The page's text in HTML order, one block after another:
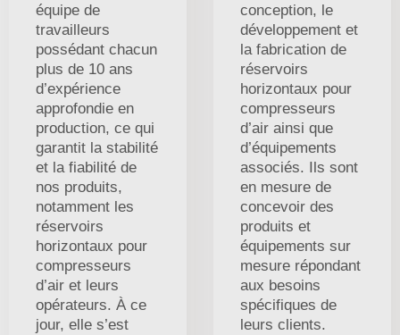
équipe de
travailleurs
possédant chacun
plus de 10 ans
d’expérience
approfondie en
production, ce qui
garantit la stabilité
et la fiabilité de
nos produits,
notamment les
réservoirs
horizontaux pour
compresseurs
d’air et leurs
opérateurs. À ce
jour, elle s’est
conception, le
développement et
la fabrication de
réservoirs
horizontaux pour
compresseurs
d’air ainsi que
d’équipements
associés. Ils sont
en mesure de
concevoir des
produits et
équipements sur
mesure répondant
aux besoins
spécifiques de
leurs clients.